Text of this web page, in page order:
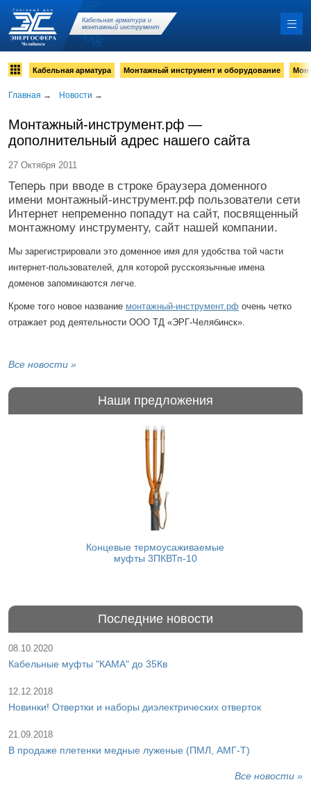
Кабельная арматура и
монтажный инструмент
Кабельная арматура Монтажный инструмент и оборудование
Главная → Новости →
Монтажный-инструмент.рф —
дополнительный адрес нашего сайта
27 Октября 2011
Теперь при вводе в строке браузера доменного
имени монтажный-инструмент.рф пользователи сети
Интернет непременно попадут на сайт, посвященный
монтажному инструменту, сайт нашей компании.
Мы зарегистрировали это доменное имя для удобства той части
интернет-пользователей, для которой русскоязычные имена
доменов запоминаются легче.
Кроме того новое название монтажный-инструмент.рф очень четко
отражает род деятельности ООО ТД «ЭРГ-Челябинск».
Все новости »
Наши предложения
Концевые термоусаживаемые
муфты 3ПКВТп-10
Последние новости
08.10.2020
Кабельные муфты "КАМА" до 35Кв
12.12.2018
Новинки! Отвертки и наборы диэлектрических отверток
21.09.2018
В продаже плетенки медные луженые (ПМЛ, АМГ-Т)
Все новости »